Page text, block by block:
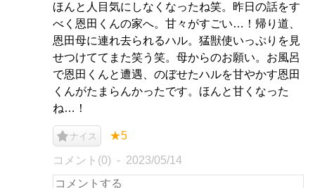
ほんと人目気にしなくなったね笑。昨日の話をす
べく恩田くんの家へ。甘々がすごい…！帰り道、
恩田母に連れ去られるハル。猛獣使いっぷりを見
せつけててまた笑う笑。母からのお願い。お風呂
で恩田くんと遭遇、のぼせたハルを甘やかす恩田
くんがたまらんかったです。ほんと甘くなった
ね…！
ナイス ★5
コメント(0) 2023/05/14